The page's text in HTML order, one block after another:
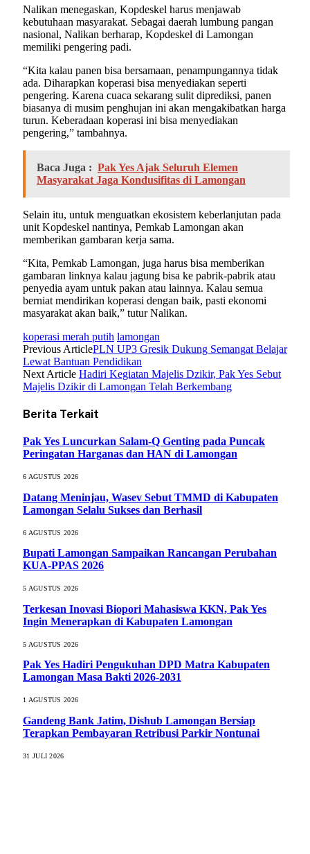
Nalikan menegaskan, Kopdeskel harus menjawab
kebutuhaan masyarakat. Sebagai daerah lumbung pangan
nasional, Nalikan berharap, Kopdeskel di Lamongan
memiliki pengering padi.
“Kita kalau panen bisa bersamaan, penampungannya tidak
ada. Diharapkan koperasi bisa menyediakan seperti
pengering. Karena cuaca sekarang sulit diprediksi, panen
biasanya di musim penghujan ini akan mengakibatkan harga
turun. Keberadaan koperasi ini bisa menyediakan
pengering,” tambahnya.
Baca Juga : Pak Yes Ajak Seluruh Elemen
Masyarakat Jaga Kondusifitas di Lamongan
Selain itu, untuk menguatkan ekosistem keberlanjutan pada
unit Kopdeskel nantinya, Pemkab Lamongan akan
memberikan gambaran kerja sama.
“Kita, Pemkab Lamongan, juga harus bisa memberikan
gambaran linknya kalau jagung bisa ke pabrik-pabrik atau
penyedia ayam untuk pakan atau lainnya. Kalau semua
berniat mendirikan koperasi dengan baik, pasti ekonomi
masyarakat akan baik,” tutur Nalikan.
koperasi merah putih lamongan
Previous ArticlePLN UP3 Gresik Dukung Semangat Belajar
Lewat Bantuan Pendidikan
Next Article Hadiri Kegiatan Majelis Dzikir, Pak Yes Sebut
Majelis Dzikir di Lamongan Telah Berkembang
Berita Terkait
Pak Yes Luncurkan Salam-Q Genting pada Puncak
Peringatan Harganas dan HAN di Lamongan
6 AGUSTUS 2026
Datang Meninjau, Wasev Sebut TMMD di Kabupaten
Lamongan Selalu Sukses dan Berhasil
6 AGUSTUS 2026
Bupati Lamongan Sampaikan Rancangan Perubahan
KUA-PPAS 2026
5 AGUSTUS 2026
Terkesan Inovasi Biopori Mahasiswa KKN, Pak Yes
Ingin Menerapkan di Kabupaten Lamongan
5 AGUSTUS 2026
Pak Yes Hadiri Pengukuhan DPD Matra Kabupaten
Lamongan Masa Bakti 2026-2031
1 AGUSTUS 2026
Gandeng Bank Jatim, Dishub Lamongan Bersiap
Terapkan Pembayaran Retribusi Parkir Nontunai
31 JULI 2026